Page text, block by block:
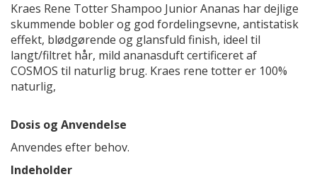
Kraes Rene Totter Shampoo Junior Ananas har dejlige
skummende bobler og god fordelingsevne, antistatisk
effekt, blødgørende og glansfuld finish, ideel til
langt/filtret hår, mild ananasduft certificeret af
COSMOS til naturlig brug. Kraes rene totter er 100%
naturlig,
Dosis og Anvendelse
Anvendes efter behov.
Indeholder